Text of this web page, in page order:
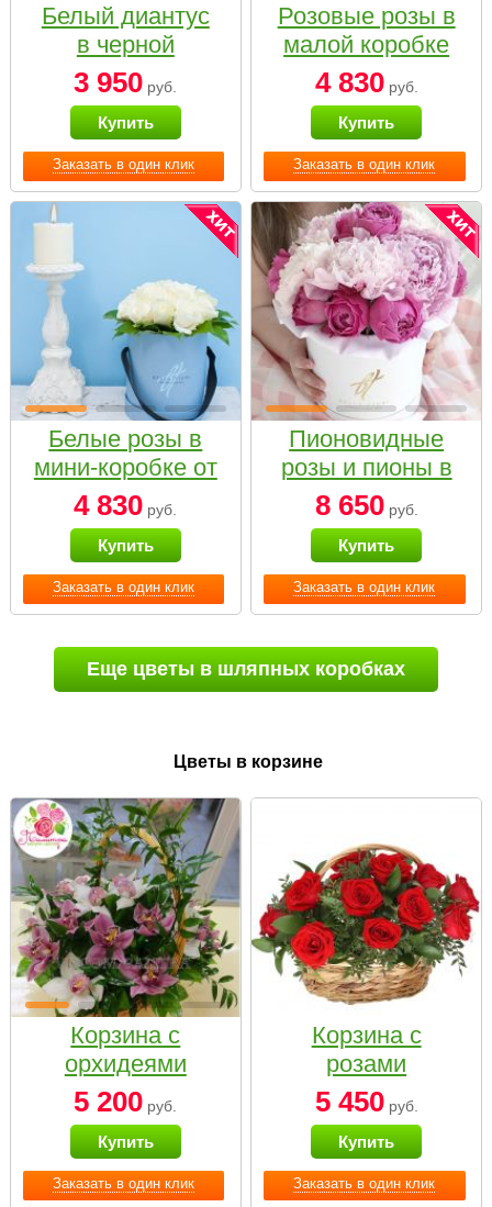
Заказать в один клик
Белый диантус
в черной
коробке Small
3 950 руб.
Купить
Заказать в один клик
Розовые розы в
малой коробке
4 830руб.
Купить
Заказать в один клик
Белые розы в
мини-коробке от
Bella Fiori
4 830 руб.
Купить
Заказать в один клик
Пионовидные
розы и пионы в
белой коробке
Small
8 650руб.
Купить
Еще цветы в шляпных коробках
Цветы в корзине
Заказать в один клик
Корзина с
орхидеями
малая
5 200 руб.
Купить
Заказать в один клик
Корзина с
розами
«Красный
Париж»
5 450руб.
Купить